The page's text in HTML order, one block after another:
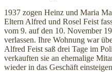
1937 zogen Heinz und Maria
Eltern Alfred und Rosel Feist
vom 9. auf den 10. November
verlassen. Ihre Wohnung war
Alfred Feist saß drei Tage im
verkauften sie an ehemalige
wieder in das Geschäft